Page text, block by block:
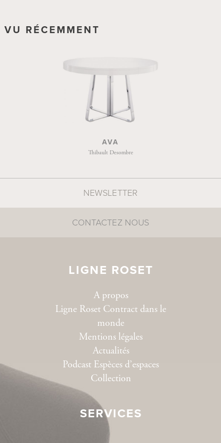
VU RÉCEMMENT
AVA
Thibault Desombre
LIGNE ROSET
A propos
Ligne Roset Contract dans le
monde
Mentions légales
Actualités
Podcast Espèces d’espaces
Collection
SERVICES
NEWSLETTER
CONTACTEZ NOUS